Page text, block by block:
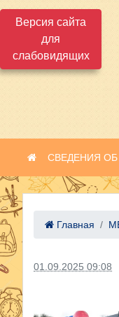
Версия сайта
для
слабовидящих
СВЕДЕНИЯ
Главная
01.09.2025 09:08